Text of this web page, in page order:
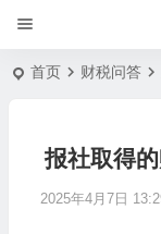
首页 财税问答
报社取得
2025年4月7日